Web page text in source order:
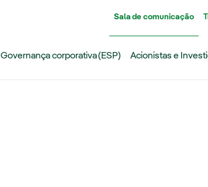
Sala de comunicação
Governança corporativa (ESP) Acionistas e